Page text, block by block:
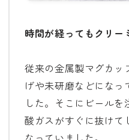
時間が経ってもクリー
従来の金属製マグカッ
げや未研磨などになっ
した。そこにビール
酸ガスがすぐに抜けて